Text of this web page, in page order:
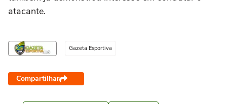
atacante.
Gazeta Esportiva
Compartilhar